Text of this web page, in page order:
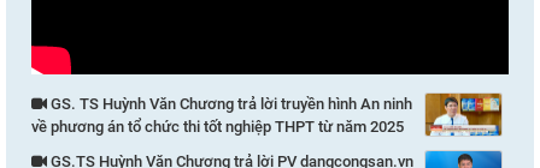
GS. TS Huỳnh Văn Chương trả lời truyền hình An ninh
về phương án tổ chức thi tốt nghiệp THPT từ năm 2025
GS.TS Huỳnh Văn Chương trả lời PV dangcongsan.vn